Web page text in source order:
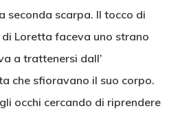
seconda scarpa. Il tocco di
Loretta faceva uno strano
a trattenersi dall’
che sfioravano il suo corpo.
occhi cercando di riprendere